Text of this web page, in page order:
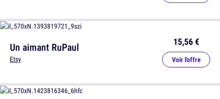
Un aimant RuPaul
Etsy
15,56 €
Voir l'offre